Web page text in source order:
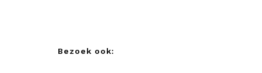
Bezoek ook: